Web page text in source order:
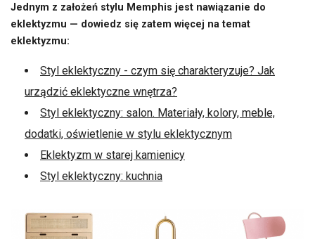
Jednym z założeń stylu Memphis jest nawiązanie do
eklektyzmu — dowiedz się zatem więcej na temat
eklektyzmu:
Styl eklektyczny - czym się charakteryzuje? Jak
urządzić eklektyczne wnętrza?
Styl eklektyczny: salon. Materiały, kolory, meble,
dodatki, oświetlenie w stylu eklektycznym
Eklektyzm w starej kamienicy
Styl eklektyczny: kuchnia